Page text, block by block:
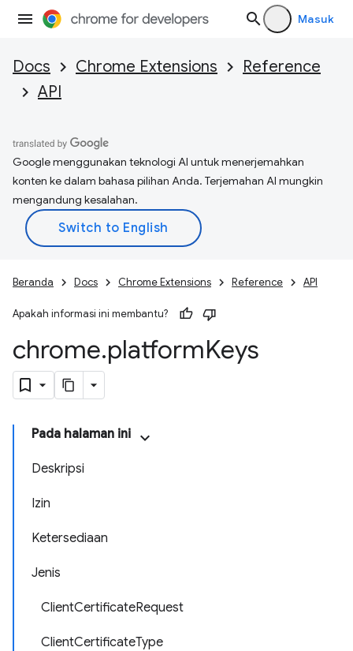
Masuk
Docs Chrome Extensions
Reference
API
Google menggunakan teknologi AI untuk menerjemahkan
konten ke dalam bahasa pilihan Anda. Terjemahan AI mungkin
mengandung kesalahan.
Beranda Docs Chrome Extensions Reference API
Apakah informasi ini membantu?
chrome.platformKeys
Pada halaman ini
Deskripsi
Izin
Ketersediaan
Jenis
ClientCertificateRequest
ClientCertificateType